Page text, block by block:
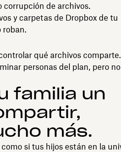
corrupción de archivos.
y carpetas de Dropbox de tu
roban.
qué archivos
personas del plan, pero
familia un
más.
si tus hijos están en la